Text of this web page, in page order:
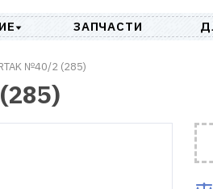
ЗАПЧАСТИ
№40/2 (285)